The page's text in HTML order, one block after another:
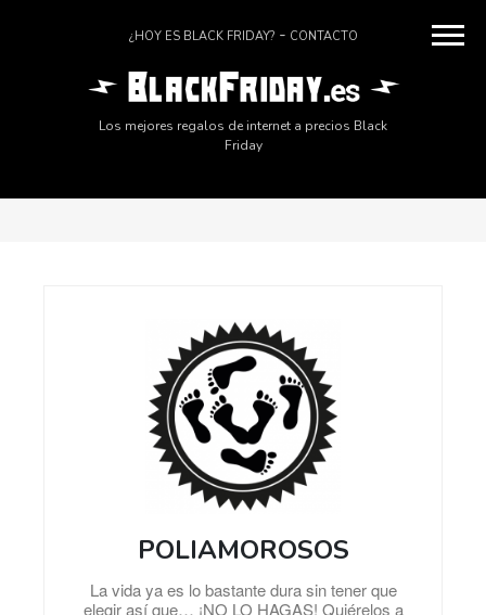
¿HOY ES BLACK FRIDAY? CONTACTO
Los mejores regalos de internet a precios Black
Friday
POLIAMOROSOS
La vida ya es lo bastante dura sin tener que
elegir así que… ¡NO LO HAGAS! Quiérelos a